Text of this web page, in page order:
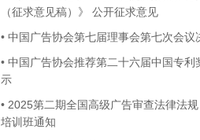
（征求意见稿）》 公开征求意见
• 中国广告协会第七届理事会第七次会议
• 中国广告协会推荐第二十六届中国专利
示
• 2025第二期全国高级广告审查法律法规
培训班通知